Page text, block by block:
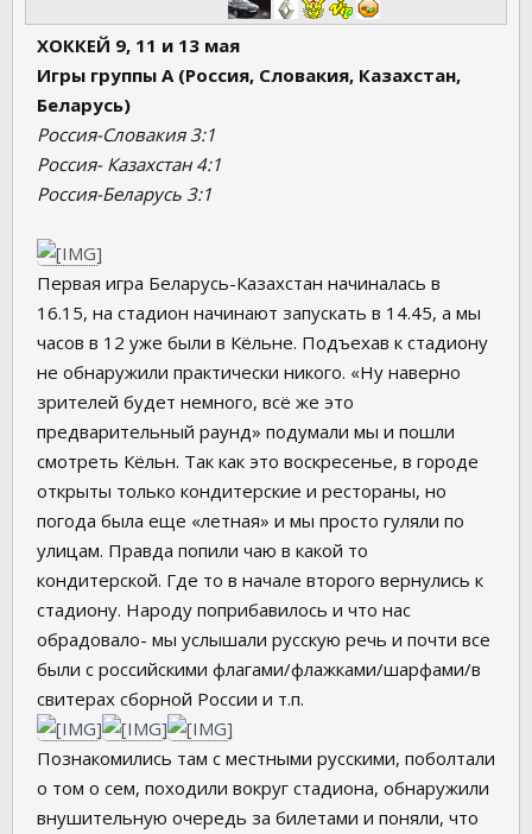
ХОККЕЙ 9, 11 и 13 мая
Игры группы А (Россия, Словакия, Казахстан,
Беларусь)
Россия-Словакия 3:1
Россия- Казахстан 4:1
Россия-Беларусь 3:1
Первая игра Беларусь-Казахстан начиналась в
16.15, на стадион начинают запускать в 14.45, а мы
часов в 12 уже были в Кёльне. Подъехав к стадиону
не обнаружили практически никого. «Ну наверно
зрителей будет немного, всё же это
предварительный раунд» подумали мы и пошли
смотреть Кёльн. Так как это воскресенье, в городе
открыты только кондитерские и рестораны, но
погода была еще «летная» и мы просто гуляли по
улицам. Правда попили чаю в какой то
кондитерской. Где то в начале второго вернулись к
стадиону. Народу поприбавилось и что нас
обрадовало- мы услышали русскую речь и почти все
были с российскими флагами/флажками/шарфами/в
свитерах сборной России и т.п.
Познакомились там с местными русскими, поболтали
о том о сем, походили вокруг стадиона, обнаружили
внушительную очередь за билетами и поняли, что